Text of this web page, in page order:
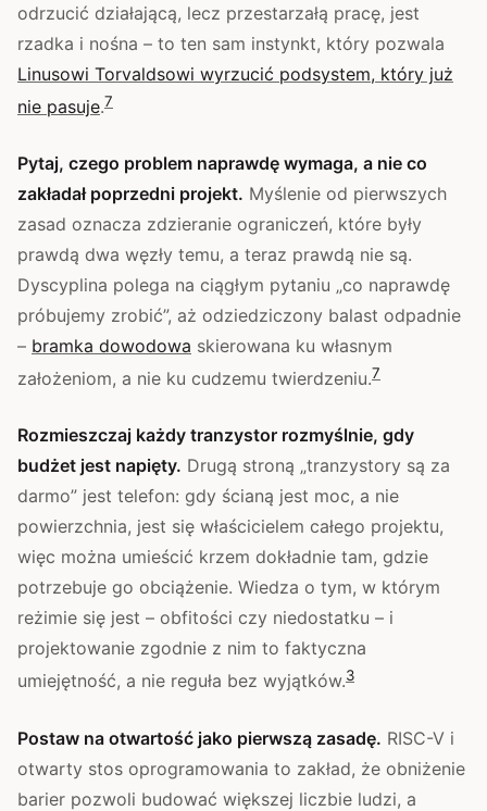
odrzucić działającą, lecz przestarzałą pracę, jest
rzadka i nośna – to ten sam instynkt, który pozwala
Linusowi Torvaldsowi wyrzucić podsystem, który już
nie pasuje.7
Pytaj, czego problem naprawdę wymaga, a nie co
zakładał poprzedni projekt. Myślenie od pierwszych
zasad oznacza zdzieranie ograniczeń, które były
prawdą dwa węzły temu, a teraz prawdą nie są.
Dyscyplina polega na ciągłym pytaniu „co naprawdę
próbujemy zrobić”, aż odziedziczony balast odpadnie
– bramka dowodowa skierowana ku własnym
założeniom, a nie ku cudzemu twierdzeniu.7
Rozmieszczaj każdy tranzystor rozmyślnie, gdy
budżet jest napięty. Drugą stroną „tranzystory są za
darmo” jest telefon: gdy ścianą jest moc, a nie
powierzchnia, jest się właścicielem całego projektu,
więc można umieścić krzem dokładnie tam, gdzie
potrzebuje go obciążenie. Wiedza o tym, w którym
reżimie się jest – obfitości czy niedostatku – i
projektowanie zgodnie z nim to faktyczna
umiejętność, a nie reguła bez wyjątków.3
Postaw na otwartość jako pierwszą zasadę. RISC-V i
otwarty stos oprogramowania to zakład, że obniżenie
barier pozwoli budować większej liczbie ludzi, a